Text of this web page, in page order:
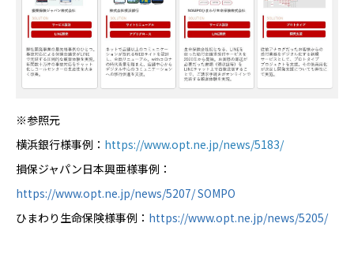
※参照元
横浜銀行様事例： https://www.opt.ne.jp/news/5183/
損保ジャパン日本興亜様事例：
https://www.opt.ne.jp/news/5207/ SOMPO
ひまわり生命保険様事例： https://www.opt.ne.jp/news/5205/